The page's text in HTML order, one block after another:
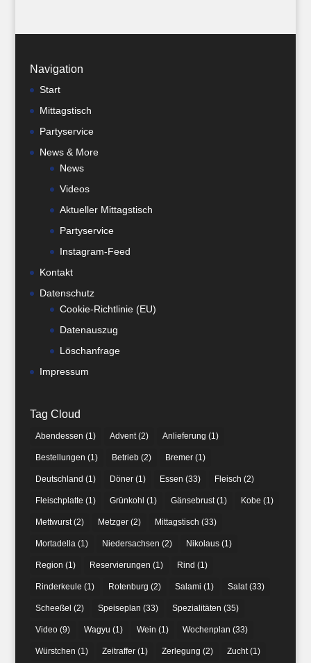
Navigation
Start
Mittagstisch
Partyservice
News & More
News
Videos
Aktueller Mittagstisch
Partyservice
Instagram-Feed
Kontakt
Datenschutz
Cookie-Richtlinie (EU)
Datenauszug
Löschanfrage
Impressum
Tag Cloud
Abendessen (1) Advent(2) Anlieferung (1)
Bestellungen (1) Betrieb(2) Bremer(1)
Deutschland (1) Döner(1) Essen (33) Fleisch (2)
Fleischplatte (1) Grünkohl (1) Gänsebrust(1) Kobe (1)
Mettwurst(2) Metzger(2) Mittagstisch (33)
Mortadella (1) Niedersachsen (2) Nikolaus(1)
Region (1) Reservierungen (1) Rind (1)
Rinderkeule (1) Rotenburg (2) Salami (1) Salat(33)
Scheeßel (2) Speiseplan (33) Spezialitäten (35)
Video(9) Wagyu (1) Wein (1) Wochenplan (33)
Würstchen (1) Zeitraffer(1) Zerlegung (2) Zucht(1)